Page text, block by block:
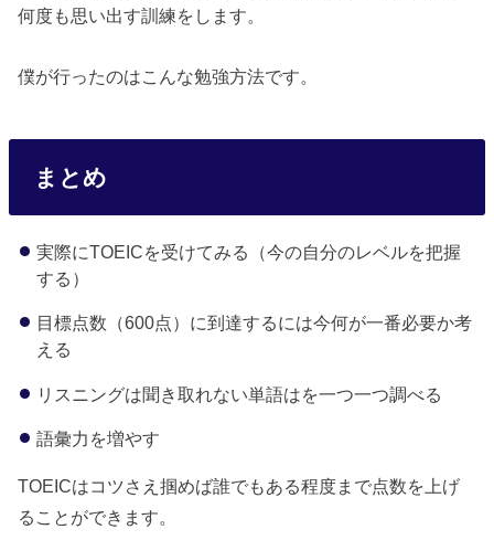
何度も思い出す訓練をします。
僕が行ったのはこんな勉強方法です。
まとめ
実際にTOEICを受けてみる（今の自分のレベルを把握
する）
目標点数（600点）に到達するには今何が一番必要か考
える
リスニングは聞き取れない単語はを一つ一つ調べる
語彙力を増やす
TOEICはコツさえ掴めば誰でもある程度まで点数を上げ
ることができます。